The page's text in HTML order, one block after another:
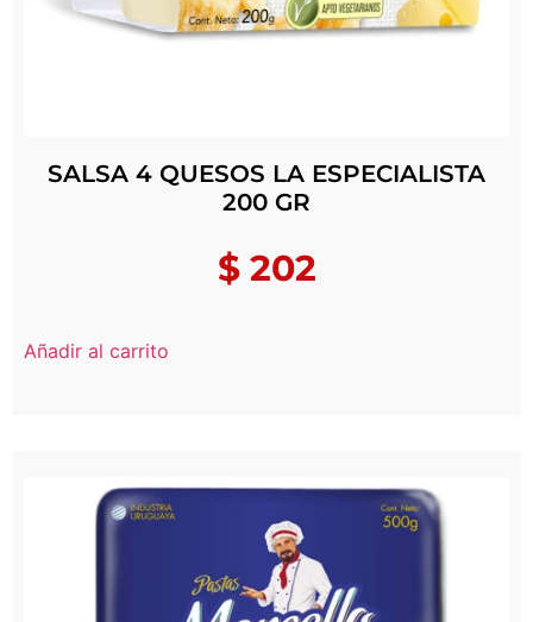
SALSA 4 QUESOS LA ESPECIALISTA
200 GR
$202
Añadir al carrito